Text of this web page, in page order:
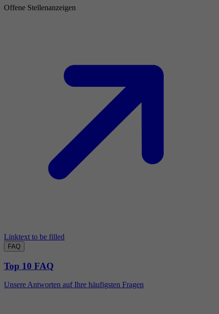
Offene Stellenanzeigen
Linktext to be filled
FAQ
Top 10 FAQ
Unsere Antworten auf Ihre häufigsten Fragen